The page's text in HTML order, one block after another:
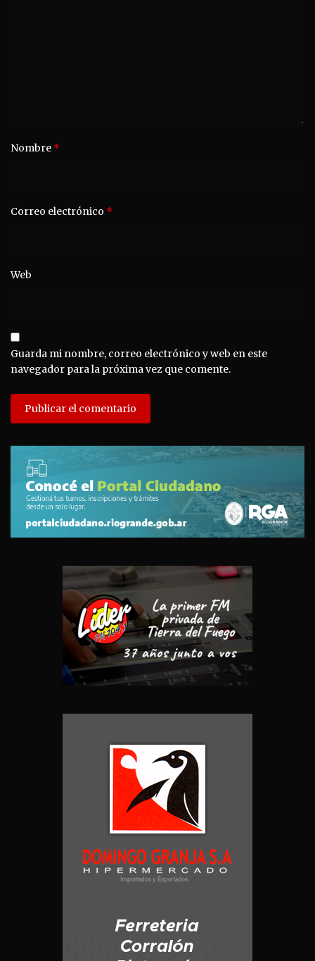
Nombre *
Correo electrónico *
Web
Guarda mi nombre, correo electrónico y web en este
navegador para la próxima vez que comente.